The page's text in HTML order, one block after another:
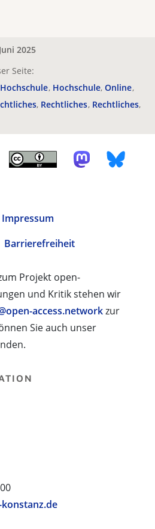
2025
Seite:
Hochschule Hochschule Online
Rechtliches Rechtliches
Impressum
Barrierefreiheit
Projekt open-
und Kritik stehen wir
access.networkzur
Sie auch unser